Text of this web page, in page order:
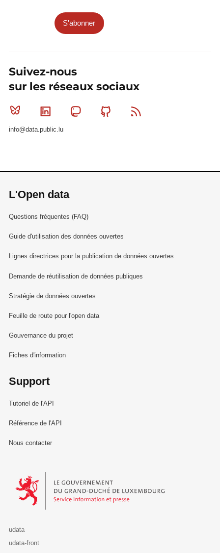
S'abonner
Suivez-nous
sur les réseaux sociaux
Bluesky Linkedin MastodonGithub
info@data.public.lu
L'Open data
Questions fréquentes (FAQ)
Guide d'utilisation des données ouvertes
Lignes directrices pour la publication de données ouvertes
Demande de réutilisation de données publiques
Stratégie de données ouvertes
Feuille de route pour l'open data
Gouvernance du projet
Fiches d'information
Support
Tutoriel de l'API
Référence de l'API
Nous contacter
Le Gouvernement du Grand-Duché de Luxembourg - Service
udata
udata-front